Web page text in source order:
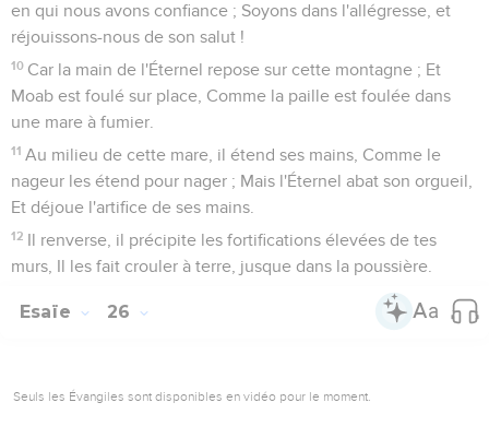
en qui nous avons confiance ; Soyons dans l'allégresse, et
réjouissons-nous de son salut !
10 Car la main de l'Éternel repose sur cette montagne ; Et
Moab est foulé sur place, Comme la paille est foulée dans
une mare à fumier.
11 Au milieu de cette mare, il étend ses mains, Comme le
nageur les étend pour nager ; Mais l'Éternel abat son orgueil,
Et déjoue l'artifice de ses mains.
12 Il renverse, il précipite les fortifications élevées de tes
murs, Il les fait crouler à terre, jusque dans la poussière.
Esaïe 26
Seuls les Évangiles sont disponibles en vidéo pour le moment.